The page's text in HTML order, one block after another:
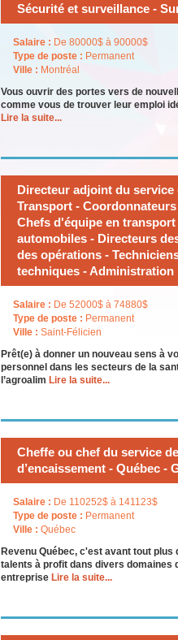
Sécurité et surveillance -
Salaire : De 80000$ à 90000$
Type de poste : Permanent
Ville : Montréal
Vous ouvrir des portes vers de
comme vous de trouver leur emploi
Lire la suite...
Directeur adjoint du service
Transport -
Chefs d'équipe en
automobiles - Directeurs
des opérations -
techniques - Administration
Salaire : De 52000$ à 74880$
Type de poste : Permanent
Ville : Saint-Félicien
Prêt(e) à donner un nouveau sens à
personnel dans les secteurs de la
l’agroalim Lire la suite...
Cheffe ou chef du service
d’encaissement - Québec -
Salaire : De 110252$ à 141123$
Type de poste : Permanent
Ville : Québec
Revenu Québec, c'est avant tout
talents à profit dans divers domaines
entreprise Lire la suite...